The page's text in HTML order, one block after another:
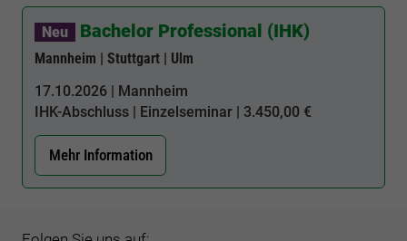
Neu Bachelor Professional (IHK)
Mannheim | Stuttgart | Ulm
17.10.2026 | Mannheim
IHK-Abschluss | Einzelseminar | 3.450,00 €
Mehr Information